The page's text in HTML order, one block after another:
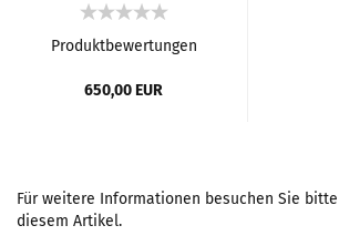
Produktbewertungen
650,00 EUR
Für weitere Informationen besuchen Sie
diesem Artikel.